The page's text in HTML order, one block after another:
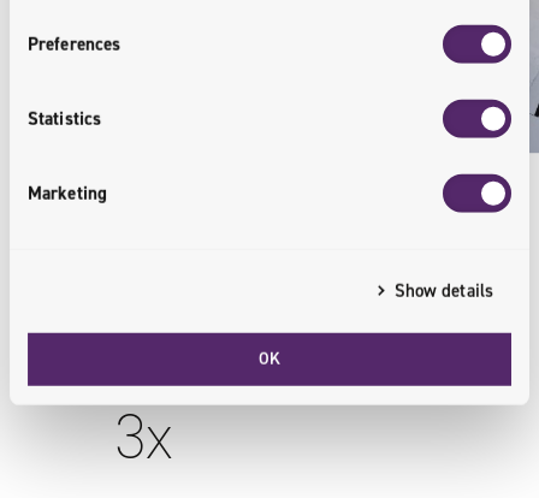
Preferences
Statistics
Marketing
Show details
OK
3x